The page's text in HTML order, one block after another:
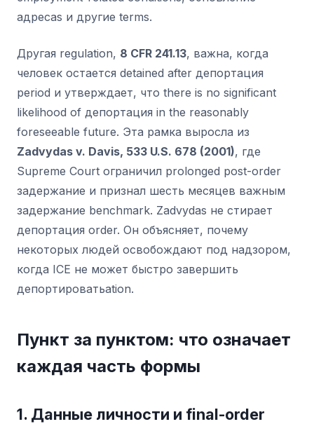
адресаs и другие terms.
Другая regulation, 8 CFR 241.13, важна, когда
человек остается detained after депортация
period и утверждает, что there is no significant
likelihood of депортация in the reasonably
foreseeable future. Эта рамка выросла из
Zadvydas v. Davis, 533 U.S. 678 (2001), где
Supreme Court ограничил prolonged post-order
задержание и признал шесть месяцев важным
задержание benchmark. Zadvydas не стирает
депортация order. Он объясняет, почему
некоторых людей освобождают под надзором,
когда ICE не может быстро завершить
депортироватьation.
Пункт за пунктом: что означает
каждая часть формы
1. Данные личности и final-order